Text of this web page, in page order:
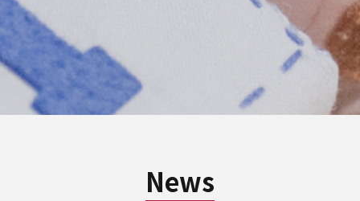
News